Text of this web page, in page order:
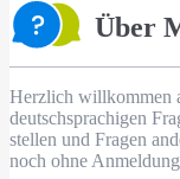
Über
Herzlich willkommen
deutschsprachigen
stellen und Fragen
noch ohne